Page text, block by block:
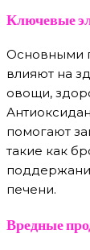
Ключевые
Основными
влияют на
овощи,
помогают
такие как
печени.
Вредные